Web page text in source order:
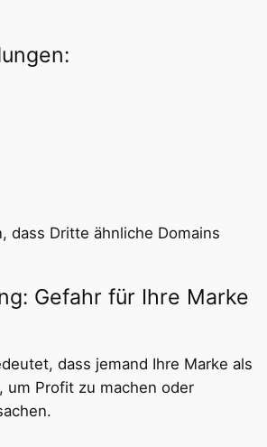
dass Dritte ähnliche Domains
Gefahr für Ihre Marke
dass jemand Ihre Marke als
um Profit zu machen oder